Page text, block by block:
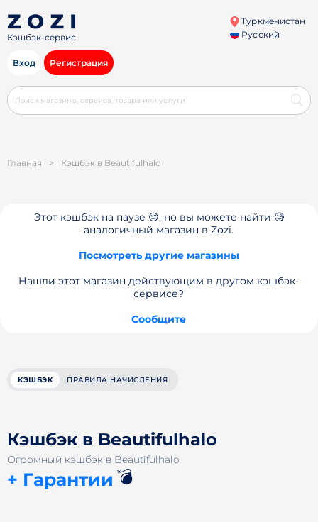
Кэшбэк-сервис
Туркменистан
Русский
Вход Регистрация
Главная > Кэшбэк в Beautifulhalo
Этот кэшбэк на паузе 😔, но вы можете найти 🧐
аналогичный магазин в Zozi.
Посмотреть другие магазины
Нашли этот магазин действующим в другом кэшбэк-
сервисе?
Сообщите
КЭШБЭК ПРАВИЛА НАЧИСЛЕНИЯ
Кэшбэк в Beautifulhalo
Огромный кэшбэк в Beautifulhalo
+ Гарантии 💣